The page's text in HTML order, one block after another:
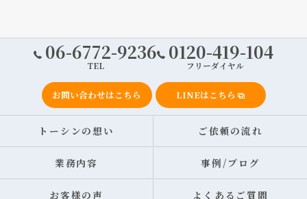
06-6772-9236
TEL
0120-419-104
フリーダイヤル
お問い合わせはこちら LINEはこちら
トーシンの想い ご依頼の流れ
業務内容 事例/ブログ
お客様の声 よくあるご質問